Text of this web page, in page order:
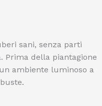
sani, senza parti
Prima della piantagione
ambiente luminoso a